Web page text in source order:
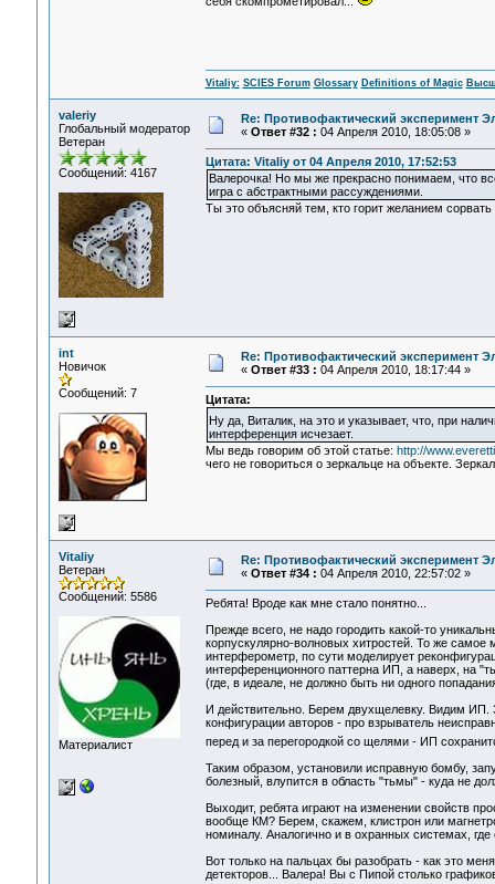
Vitaliy: SCIES Forum Glossary Definitions of Magic
valeriy
Глобальный модератор
Ветеран
Сообщений: 4167
Re: Противофактический эксперимент
« Ответ #32 : 04 Апреля 2010, 18:05:08 »
Цитата: Vitaliy от 04 Апреля 2010, 17:52:53
Валерочка! Но мы же прекрасно понимаем, что
игра с абстрактными рассуждениями.
Ты это объясняй тем, кто горит желанием
int
Новичок
Сообщений: 7
Re: Противофактический эксперимент
« Ответ #33 : 04 Апреля 2010, 18:17:44 »
Цитата:
Ну да, Виталик, на это и указывает, что, при
интерференция исчезает.
Мы ведь говорим об этой статье: http://
чего не говориться о зеркальце на объекте.
Vitaliy
Ветеран
Сообщений: 5586
Материалист
Re: Противофактический эксперимент
« Ответ #34 : 04 Апреля 2010, 22:57:02 »
Ребята! Вроде как мне стало понятно...
Прежде всего, не надо городить какой-то
корпускулярно-волновых хитростей. То же самое
интерферометр, по сути моделирует
интерференционного паттерна ИП, а наверх, на
(где, в идеале, не должно быть ни одного
И действительно. Берем двухщелевку. Видим
конфигурации авторов - про взрыватель
перед и за перегородкой со щелями - ИП
Таким образом, установили исправную бомбу,
болезный, влупится в область "тьмы" - куда не
Выходит, ребята играют на изменении свойств
вообще КМ? Берем, скажем, клистрон или
номиналу. Аналогично и в охранных системах,
Вот только на пальцах бы разобрать - как это
детекторов... Валера! Вы с Пипой столько